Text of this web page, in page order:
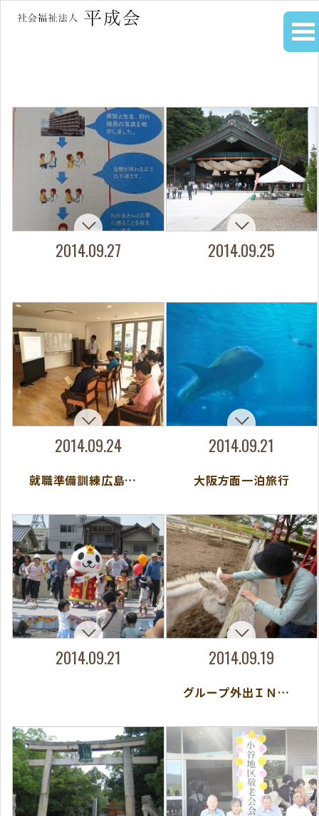
2014.09.27 2014.09.25
2014.09.24
就職準備訓練広島障害者就業センターによる学習会
2014.09.21
大阪方面一泊旅行
2014.09.21 2014.09.19
グループ外出ＩＮ牧場